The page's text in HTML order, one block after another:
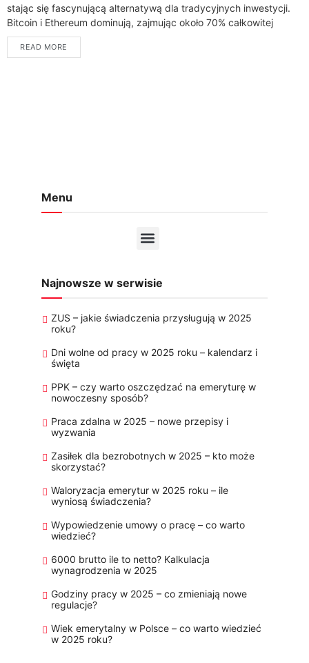
stając się fascynującą alternatywą dla tradycyjnych inwestycji.
Bitcoin i Ethereum dominują, zajmując około 70% całkowitej
wartości branży kryptowalutowej.Inwestycje w kryptowaluty to
nie...READ MORE
Menu
Najnowsze w serwisie
ZUS – jakie świadczenia przysługują w 2025
roku?
Dni wolne od pracy w 2025 roku – kalendarz i
święta
PPK – czy warto oszczędzać na emeryturę w
nowoczesny sposób?
Praca zdalna w 2025 – nowe przepisy i
wyzwania
Zasiłek dla bezrobotnych w 2025 – kto może
skorzystać?
Waloryzacja emerytur w 2025 roku – ile
wyniosą świadczenia?
Wypowiedzenie umowy o pracę – co warto
wiedzieć?
6000 brutto ile to netto? Kalkulacja
wynagrodzenia w 2025
Godziny pracy w 2025 – co zmieniają nowe
regulacje?
Wiek emerytalny w Polsce – co warto wiedzieć
w 2025 roku?